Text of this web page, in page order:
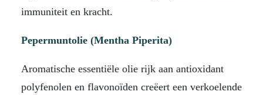
immuniteit en kracht.
Pepermuntolie (Mentha Piperita)
Aromatische essentiële olie rijk aan antioxidant
polyfenolen en flavonoïden creëert een verkoelende